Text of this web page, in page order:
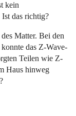
kein
das richtig?
Matter. Bei den
das Z-Wave-
Teilen wie Z-
Haus hinweg